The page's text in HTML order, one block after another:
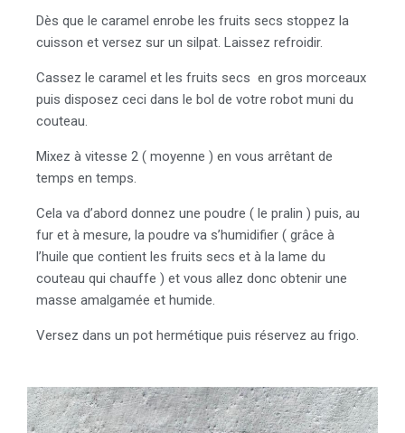
Dès que le caramel enrobe les fruits secs stoppez la
cuisson et versez sur un silpat. Laissez refroidir.
Cassez le caramel et les fruits secs en gros morceaux
puis disposez ceci dans le bol de votre robot muni du
couteau.
Mixez à vitesse 2 ( moyenne ) en vous arrêtant de
temps en temps.
Cela va d’abord donnez une poudre ( le pralin ) puis, au
fur et à mesure, la poudre va s’humidifier ( grâce à
l’huile que contient les fruits secs et à la lame du
couteau qui chauffe ) et vous allez donc obtenir une
masse amalgamée et humide.
Versez dans un pot hermétique puis réservez au frigo.